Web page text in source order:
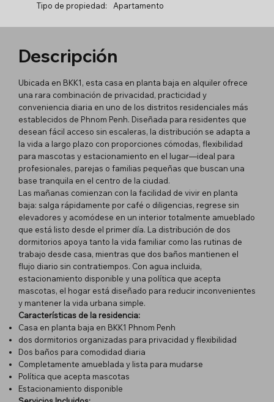
Tipo de propiedad:
Apartamento
Descripción
Ubicada en BKK1, esta casa en planta baja en alquiler ofrece
una rara combinación de privacidad, practicidad y
conveniencia diaria en uno de los distritos residenciales más
establecidos de Phnom Penh. Diseñada para residentes que
desean fácil acceso sin escaleras, la distribución se adapta a
la vida a largo plazo con proporciones cómodas, flexibilidad
para mascotas y estacionamiento en el lugar—ideal para
profesionales, parejas o familias pequeñas que buscan una
base tranquila en el centro de la ciudad.
Las mañanas comienzan con la facilidad de vivir en planta
baja: salga rápidamente por café o diligencias, regrese sin
elevadores y acomódese en un interior totalmente amueblado
que está listo desde el primer día. La distribución de dos
dormitorios apoya tanto la vida familiar como las rutinas de
trabajo desde casa, mientras que dos baños mantienen el
flujo diario sin contratiempos. Con agua incluida,
estacionamiento disponible y una política que acepta
mascotas, el hogar está diseñado para reducir inconvenientes
y mantener la vida urbana simple.
Características de la residencia:
Casa en planta baja en BKK1 Phnom Penh
dos dormitorios organizadas para privacidad y flexibilidad
Dos baños para comodidad diaria
Completamente amueblada y lista para mudarse
Política que acepta mascotas
Estacionamiento disponible